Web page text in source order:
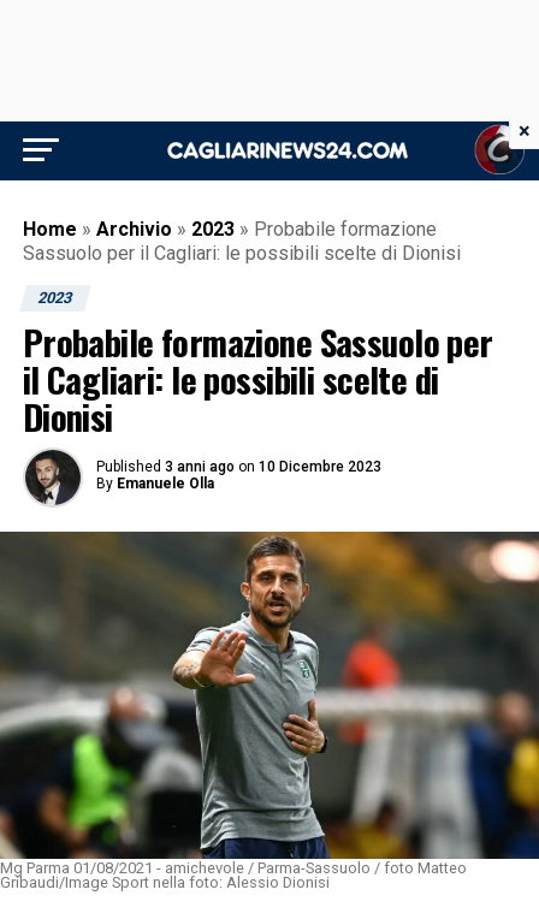
Home » Archivio » 2023 » Probabile formazione
Sassuolo per il Cagliari: le possibili scelte di Dionisi
2023
Probabile formazione Sassuolo per
il Cagliari: le possibili scelte di
Dionisi
Published 3 anni ago on 10 Dicembre 2023
By Emanuele Olla
Mg Parma 01/08/2021 - amichevole / Parma-Sassuolo / foto Matteo
Gribaudi/Image Sport nella foto: Alessio Dionisi
×